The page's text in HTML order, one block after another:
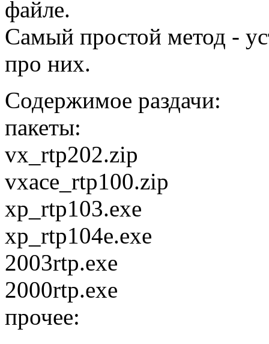
файле.
Самый простой метод -
про них.
Содержимое раздачи:
пакеты:
vx_rtp202.zip
vxace_rtp100.zip
xp_rtp103.exe
xp_rtp104e.exe
2003rtp.exe
2000rtp.exe
прочее: